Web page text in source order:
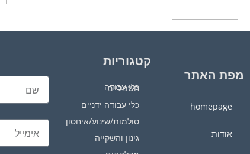
מפת האתר
homepage
אודות
קטגוריות
כלי עבודה חשמליים
כלי עבודה ידניים
סולמות/שינוע/איחסון
גינון והשקייה